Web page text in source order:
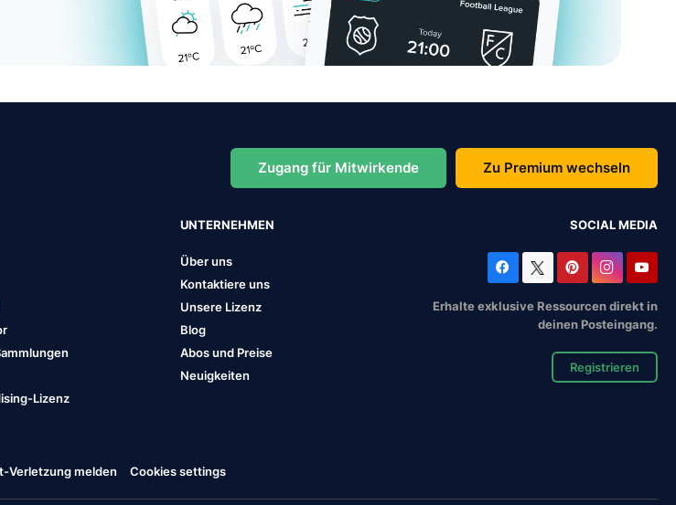
Zugang für Mitwirkende Zu Premium wechseln
Lizenz
UNTERNEHMEN
Über uns
Kontaktiere uns
Unsere Lizenz
Blog
Abos und Preise
Neuigkeiten
SOCIAL MEDIA
Erhalte exklusive Ressourcen direkt in
deinen Posteingang.
Registrieren
Verletzung melden Cookies settings